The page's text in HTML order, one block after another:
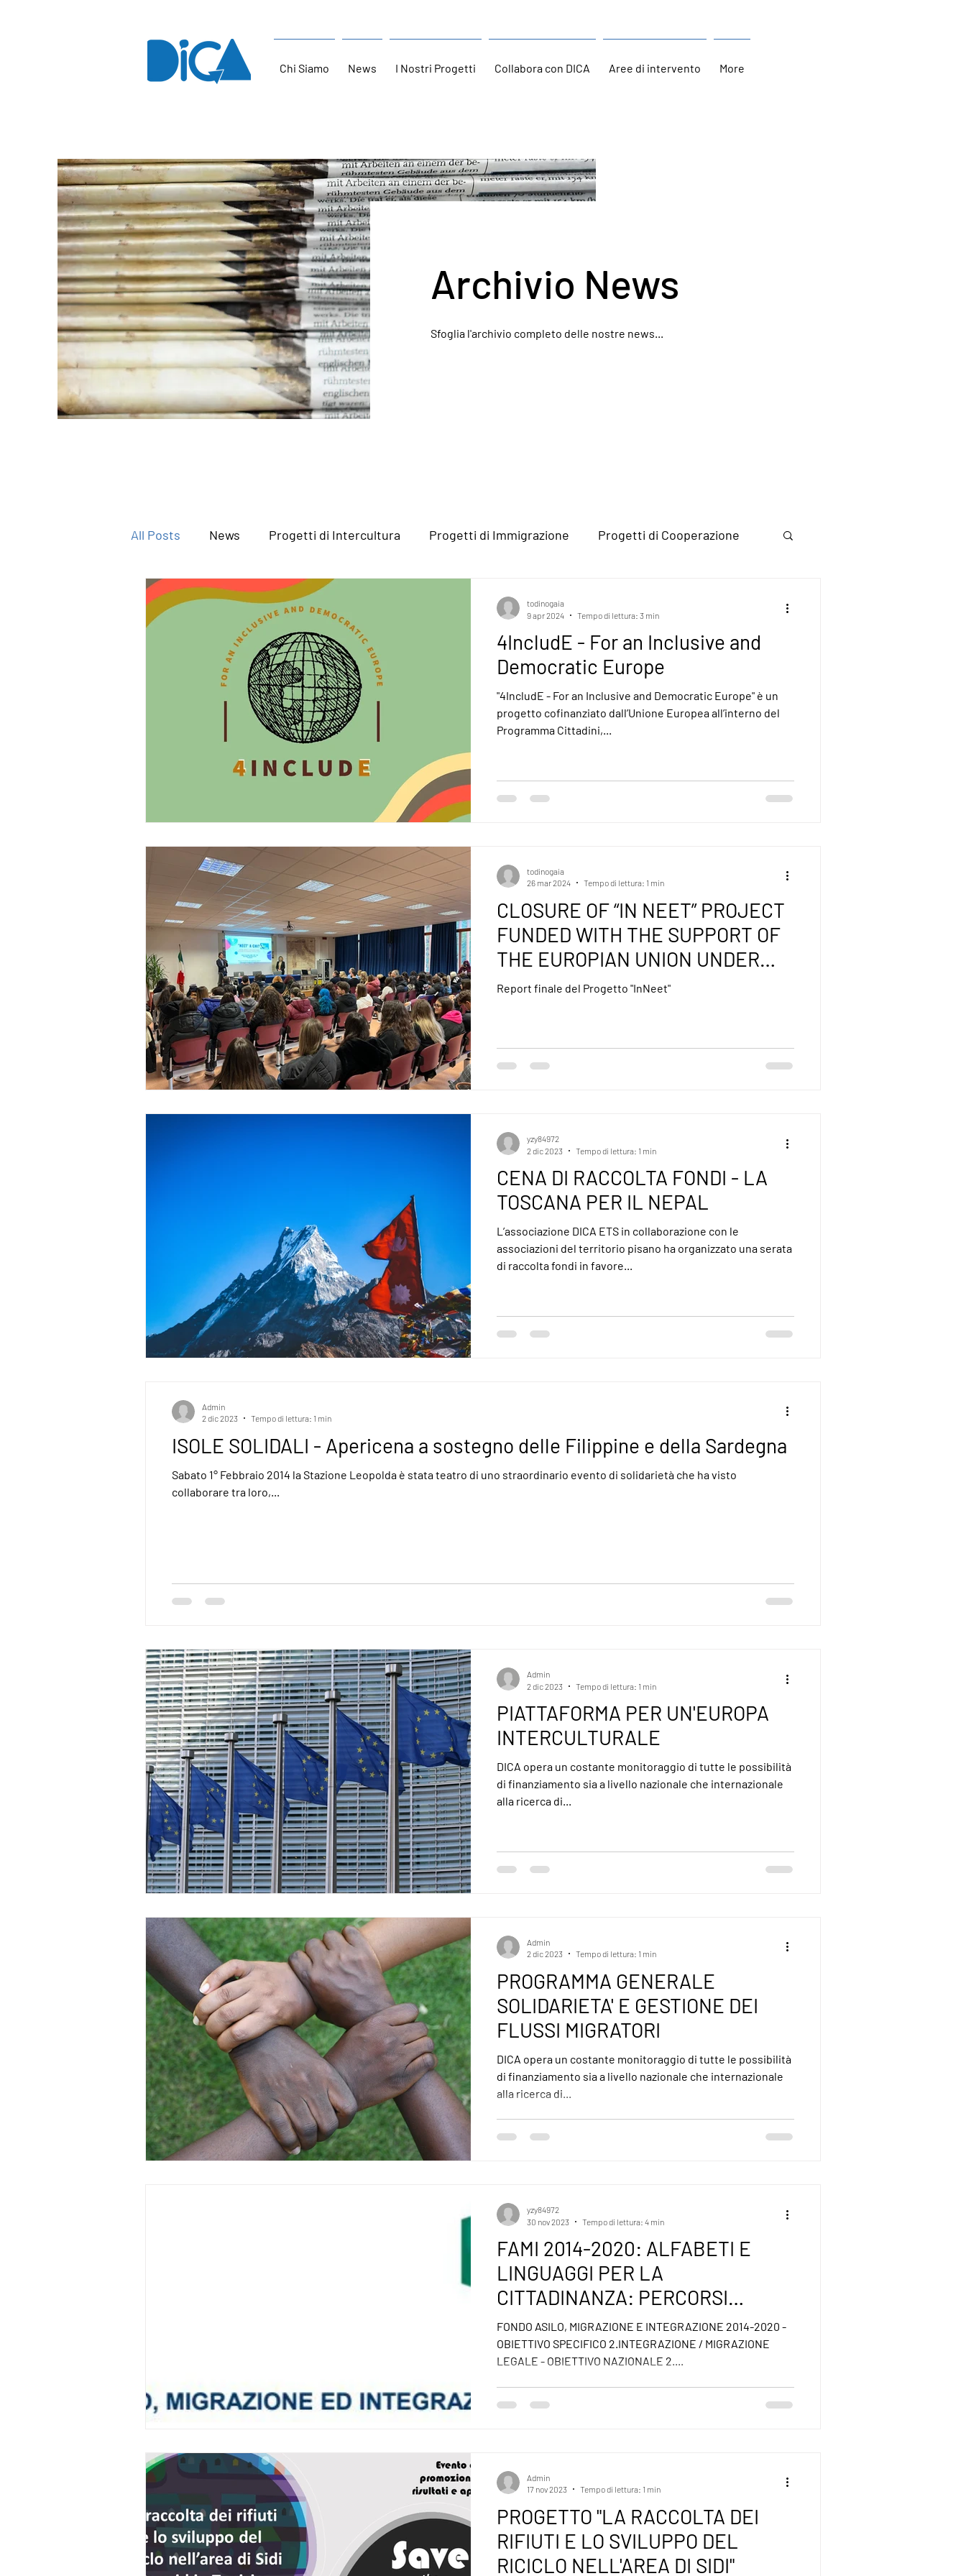
Chi Siamo News I Nostri Progetti Collabora con DICA Aree di intervento More
Archivio News
Sfoglia l'archivio completo delle nostre news...
All Posts News Progetti di Intercultura Progetti di Immigrazione Progetti di Cooperazione
4IncludE - For an Inclusive and
Democratic Europe
"4IncludE - For an Inclusive and Democratic Europe" è un
progetto cofinanziato dall’Unione Europea all’interno del
Programma Cittadini,...
todinogaia
9 apr 2024
Tempo di lettura: 3 min
CLOSURE OF “IN NEET” PROJECT
FUNDED WITH THE SUPPORT OF
THE EUROPIAN UNION UNDER
THE PROGRAM "EUROPE FOR
Report finale del Progetto "InNeet"
todinogaia
26 mar 2024
Tempo di lettura: 1 min
CENA DI RACCOLTA FONDI - LA
TOSCANA PER IL NEPAL
L’associazione DICA ETS in collaborazione con le
associazioni del territorio pisano ha organizzato una serata
di raccolta fondi in favore...
yzy84972
2 dic 2023
Tempo di lettura: 1 min
ISOLE SOLIDALI - Apericena a sostegno delle Filippine e della Sardegna
Sabato 1° Febbraio 2014 la Stazione Leopolda è stata teatro di uno straordinario evento di solidarietà che ha visto
collaborare tra loro,...
Admin
2 dic 2023
Tempo di lettura: 1 min
PIATTAFORMA PER UN'EUROPA
INTERCULTURALE
DICA opera un costante monitoraggio di tutte le possibilità
di finanziamento sia a livello nazionale che internazionale
alla ricerca di...
Admin
2 dic 2023
Tempo di lettura: 1 min
PROGRAMMA GENERALE
SOLIDARIETA' E GESTIONE DEI
FLUSSI MIGRATORI
DICA opera un costante monitoraggio di tutte le possibilità
di finanziamento sia a livello nazionale che internazionale
alla ricerca di...
Admin
2 dic 2023
Tempo di lettura: 1 min
FAMI 2014-2020: ALFABETI E
LINGUAGGI PER LA
CITTADINANZA: PERCORSI
SPERIMENTALI PER
L’INCLUSIONE DEI
FONDO ASILO, MIGRAZIONE E INTEGRAZIONE 2014-2020 -
OBIETTIVO SPECIFICO 2.INTEGRAZIONE / MIGRAZIONE
LEGALE - OBIETTIVO NAZIONALE 2....
yzy84972
30 nov 2023
Tempo di lettura: 4 min
PROGETTO "LA RACCOLTA DEI
RIFIUTI E LO SVILUPPO DEL
RICICLO NELL'AREA DI SIDI"
Admin
17 nov 2023
Tempo di lettura: 1 min